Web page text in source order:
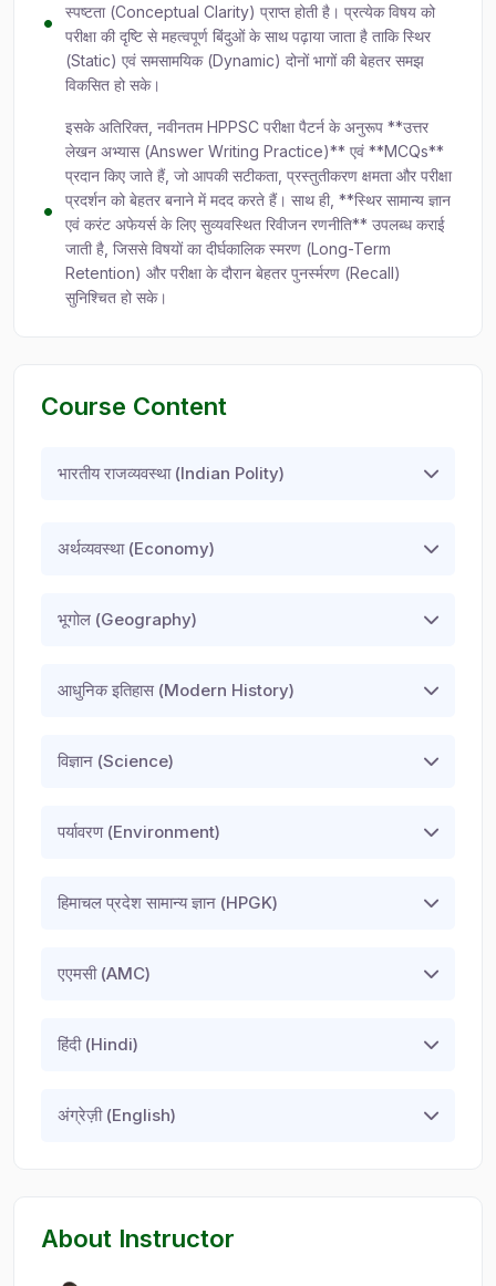
स्पष्टता (Conceptual Clarity) प्राप्त होती है। प्रत्येक विषय को
परीक्षा की दृष्टि से महत्वपूर्ण बिंदुओं के साथ पढ़ाया जाता है ताकि स्थिर
(Static) एवं समसामयिक (Dynamic) दोनों भागों की बेहतर समझ
विकसित हो सके।
इसके अतिरिक्त, नवीनतम HPPSC परीक्षा पैटर्न के अनुरूप **उत्तर
लेखन अभ्यास (Answer Writing Practice)** एवं **MCQs**
प्रदान किए जाते हैं, जो आपकी सटीकता, प्रस्तुतीकरण क्षमता और परीक्षा
प्रदर्शन को बेहतर बनाने में मदद करते हैं। साथ ही, **स्थिर सामान्य ज्ञान
एवं करंट अफेयर्स के लिए सुव्यवस्थित रिवीजन रणनीति** उपलब्ध कराई
जाती है, जिससे विषयों का दीर्घकालिक स्मरण (Long-Term
Retention) और परीक्षा के दौरान बेहतर पुनर्स्मरण (Recall)
सुनिश्चित हो सके।
Course Content
भारतीय राजव्यवस्था (Indian Polity)
अर्थव्यवस्था (Economy)
भूगोल (Geography)
आधुनिक इतिहास (Modern History)
विज्ञान (Science)
पर्यावरण (Environment)
हिमाचल प्रदेश सामान्य ज्ञान (HPGK)
एएमसी (AMC)
हिंदी (Hindi)
अंग्रेज़ी (English)
About Instructor